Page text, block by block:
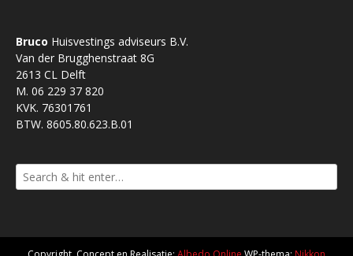
Bruco Huisvestings adviseurs B.V.
Van der Brugghenstraat 8G
2613 CL Delft
M. 06 229 37 820
KVK. 76301761
BTW. 8605.80.623.B.01